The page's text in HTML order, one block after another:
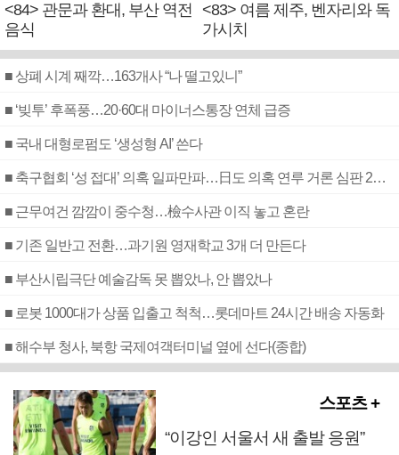
<84> 관문과 환대, 부산 역전
음식
<83> 여름 제주, 벤자리와 독
가시치
■ 상폐 시계 째깍…163개사 “나 떨고있니”
■ ‘빚투’ 후폭풍…20·60대 마이너스통장 연체 급증
■ 국내 대형로펌도 ‘생성형 AI’ 쓴다
■ 축구협회 ‘성 접대’ 의혹 일파만파…日도 의혹 연루 거론 심판 2명 조사
■ 근무여건 깜깜이 중수청…檢수사관 이직 놓고 혼란
■ 기존 일반고 전환…과기원 영재학교 3개 더 만든다
■ 부산시립극단 예술감독 못 뽑았나, 안 뽑았나
■ 로봇 1000대가 상품 입출고 척척…롯데마트 24시간 배송 자동화
■ 해수부 청사, 북항 국제여객터미널 옆에 선다(종합)
스포츠 +
“이강인 서울서 새 출발 응원”